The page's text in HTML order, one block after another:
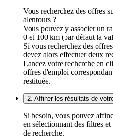
Vous recherchez des offres
alentours ?
Vous pouvez y associer un
0 et 100 km (par défaut la
Si vous recherchez des
devez alors effectuer deux
Lancez votre recherche en
offres d'emploi
restituée.
2. Affiner les résultats de
Si besoin, vous pouvez
en sélectionnant des filtres et
de recherche.